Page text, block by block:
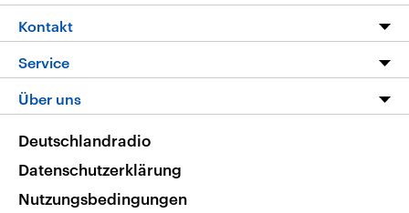
Die Nachrichten
Nachrichtenleicht
Neue Beiträge auf dlf.de
Livestream
Podcasts
Deutschlandfunk App
Nachrichten App
Frequenzen
Kontakt
Hörerservice
Service
FAQ
Veranstaltungen
Musikliste
Über uns
Deutschlandradio
Datenschutzerklärung
Nutzungsbedingungen